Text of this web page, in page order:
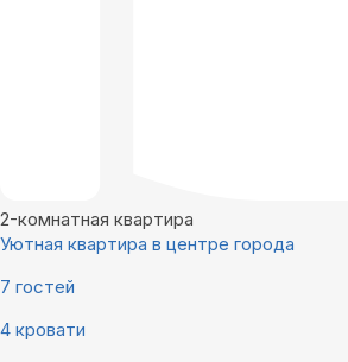
2-комнатная квартира
Уютная квартира в центре города
7 гостей
4 кровати